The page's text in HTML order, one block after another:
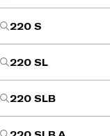
220 S
220 SL
220 SLB